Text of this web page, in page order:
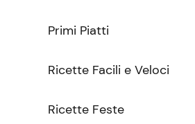
Primi Piatti
Ricette Facili e Veloci
Ricette Feste